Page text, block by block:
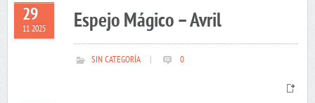
29
11 2025 Espejo Mágico – Avril
SIN CATEGORÍA 0